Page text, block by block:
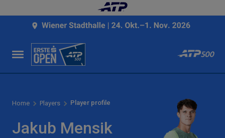
Home Players Player profile
Jakub Mensik